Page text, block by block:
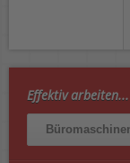
Effektiv arbeiten...